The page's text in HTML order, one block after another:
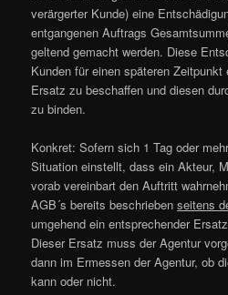
verärgerter Kunde) eine
entgangenen Auftrags
geltend gemacht werden. Diese
Kunden für einen späteren Zeitpunkt
Ersatz zu beschaffen und diesen
zu binden.
Konkret: Sofern sich 1 Tag oder
Situation einstellt, dass ein Akteur,
vorab vereinbart den Auftritt
AGB´s bereits beschriebenseitens
umgehend ein entsprechender
Dieser Ersatz muss der Agentur
dann im Ermessen der Agentur, ob
kann oder nicht.